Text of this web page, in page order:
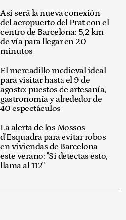
Así será la nueva conexión
del aeropuerto del Prat con el
centro de Barcelona: 5,2 km
de vía para llegar en 20
minutos
El mercadillo medieval ideal
para visitar hasta el 9 de
agosto: puestos de artesanía,
gastronomía y alrededor de
40 espectáculos
La alerta de los Mossos
d'Esquadra para evitar robos
en viviendas de Barcelona
este verano: "Si detectas esto,
llama al 112"